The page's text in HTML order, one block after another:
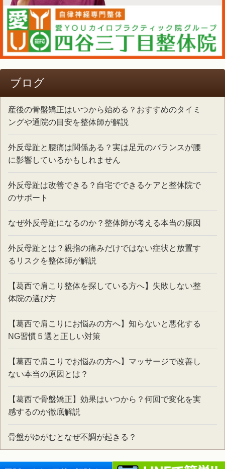
ブログ
産後の骨盤矯正はいつから始める？おすすめのタイミ
ングや通院の目安を整体師が解説
外反母趾と腰痛は関係ある？実は足元のバランスが腰
に影響しているかもしれません
外反母趾は改善できる？自宅でできるケアと整体院で
のサポート
なぜ外反母趾になるのか？整体師が考える本当の原因
外反母趾とは？親指の痛みだけではない症状と放置す
るリスクを整体師が解説
【葛西で肩こり整体を探している方へ】失敗しない整
体院の選び方
【葛西で肩こりにお悩みの方へ】知らないと悪化する
NG習慣５選と正しい対策
【葛西で肩こりでお悩みの方へ】マッサージで改善し
ない本当の原因とは？
【葛西で骨盤矯正】効果はいつから？何回で変化を実
感するのか徹底解説
骨盤がゆがむとなぜ不調が起きる？